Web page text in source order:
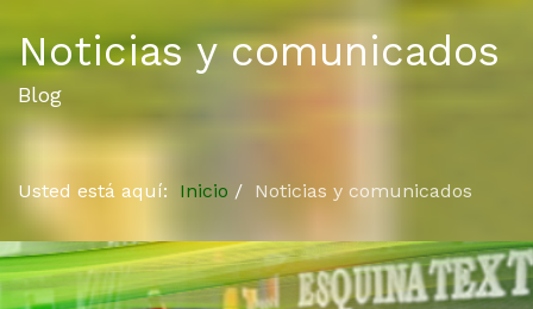
Noticias y comunicados
Blog
Usted está aquí: Inicio Noticias y comunicados